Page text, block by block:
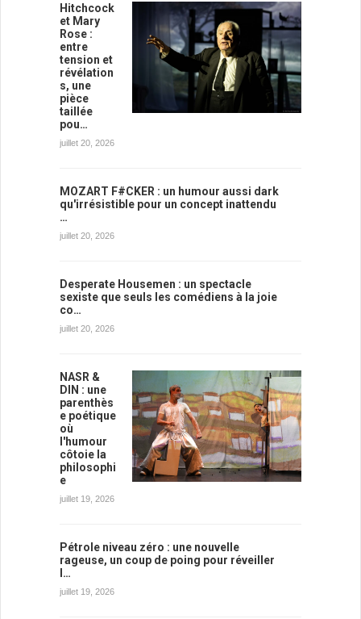
Hitchcock
et Mary
Rose :
entre
tension et
révélation
s, une
pièce
taillée
pou…
juillet 20, 2026
MOZART F#CKER : un humour aussi dark
qu'irrésistible pour un concept inattendu
…
juillet 20, 2026
Desperate Housemen : un spectacle
sexiste que seuls les comédiens à la joie
co…
juillet 20, 2026
NASR &
DIN : une
parenthès
e poétique
où
l'humour
côtoie la
philosophi
e
juillet 19, 2026
Pétrole niveau zéro : une nouvelle
rageuse, un coup de poing pour réveiller
l…
juillet 19, 2026